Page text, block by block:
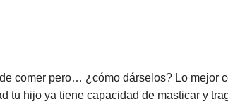
comer pero… ¿cómo dárselos? Lo mejor
tu hijo ya tiene capacidad de masticar y